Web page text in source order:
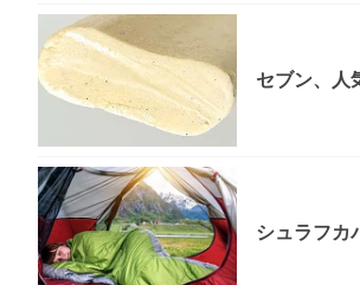
セブン、人
シュラフカ